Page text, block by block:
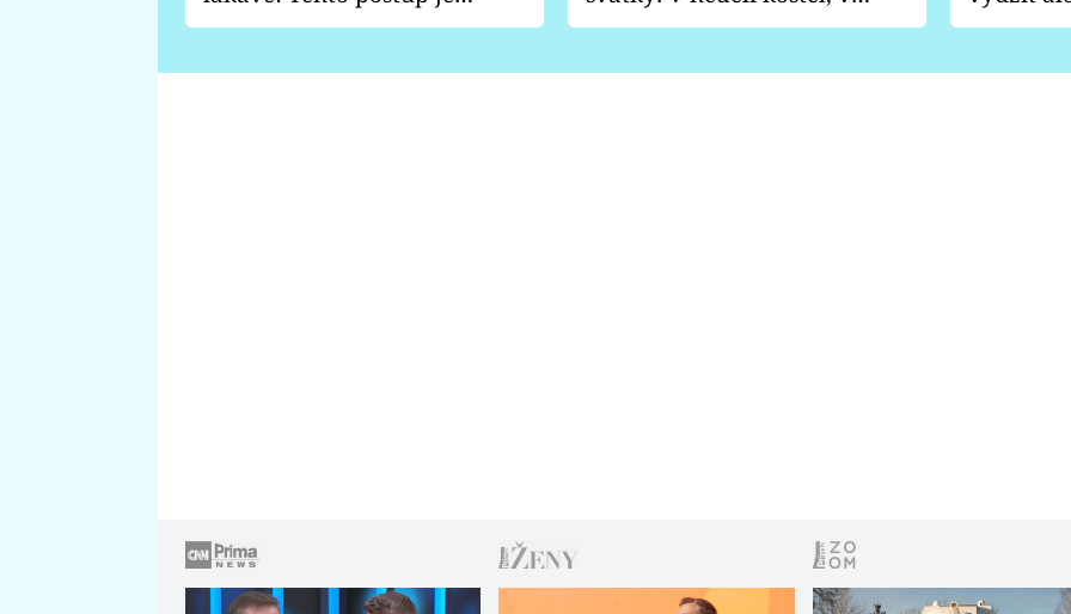
vhodný jen pro některé
pondělí zábava